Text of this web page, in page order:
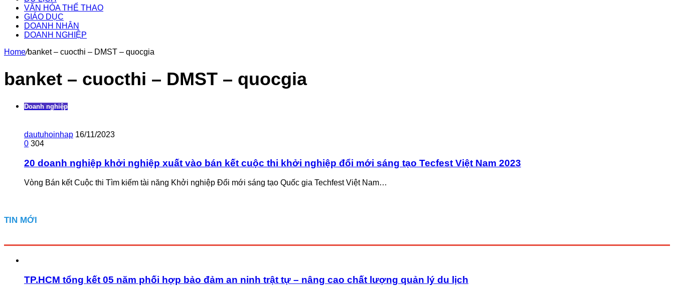
VĂN HÓA THỂ THAO
GIÁO DỤC
DOANH NHÂN
DOANH NGHIỆP
Home/banket – cuocthi – DMST – quocgia
banket – cuocthi – DMST – quocgia
Doanh nghiệp
dautuhoinhap 16/11/2023
0 304
20 doanh nghiệp khởi nghiệp xuất vào bán kết cuộc thi khởi nghiệp đổi mới sáng tạo Tecfest Việt Nam 2023
Vòng Bán kết Cuộc thi Tìm kiếm tài năng Khởi nghiệp Đổi mới sáng tạo Quốc gia Techfest Việt Nam…
TIN MỚI
TP.HCM tổng kết 05 năm phối hợp bảo đảm an ninh trật tự – nâng cao chất lượng quản lý du lịch